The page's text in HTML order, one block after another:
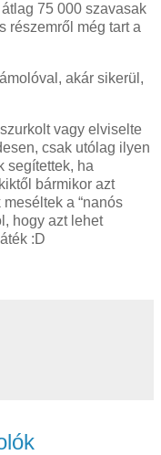
75 000 szavasak
részemről még tart a
akár sikerül,
vagy elviselte
csak utólag ilyen
segítettek, ha
bármikor azt
a “nanós
hogy azt lehet
:D